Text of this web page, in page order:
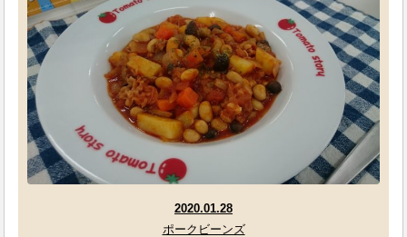
2020.01.28
ポークビーンズ